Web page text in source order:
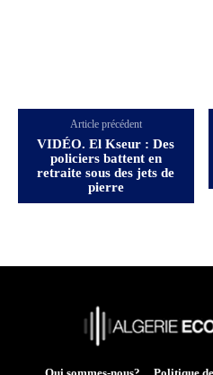
Article précédent
VIDÉO. El Kseur : Des
policiers battent en
retraite sous des jets de
pierre